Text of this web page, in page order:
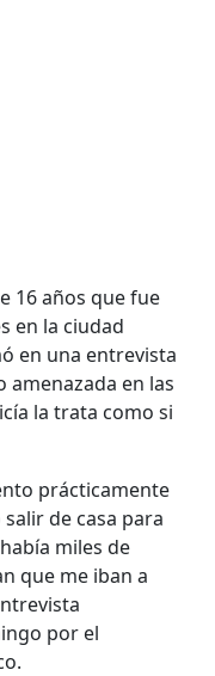
16 años que fue
en la ciudad
en una entrevista
amenazada en las
la trata como si
prácticamente
de casa para
miles de
que me iban a
por el